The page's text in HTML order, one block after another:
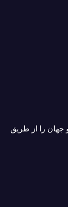
جهان را از طریق